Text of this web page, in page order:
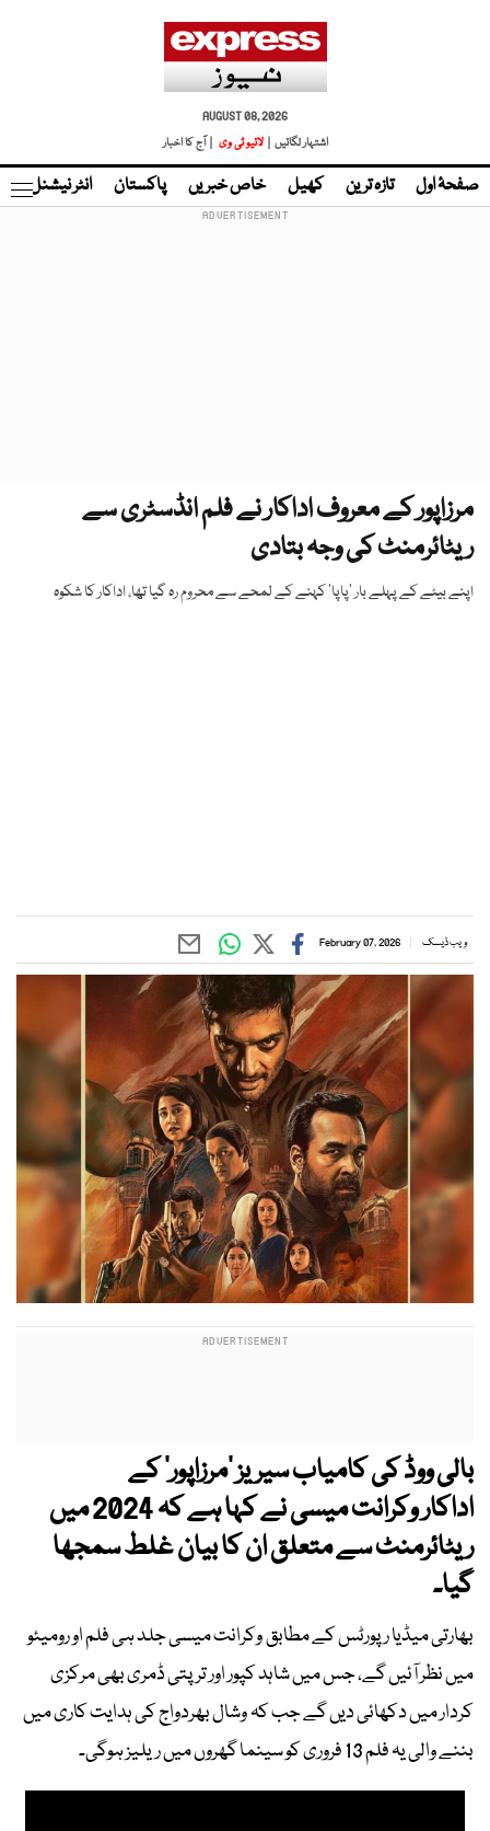
AUGUST 08, 2026
اشتہار لگائیں |
لائیو ٹی وی | آج کا اخبار
صفحۂ اول تازہ ترین کھیل خاص خبریں پاکستان انٹر نیشنل
مرزاپور کے معروف اداکار نے فلم انڈسٹری سے
ریٹائرمنٹ کی وجہ بتادی
اپنے بیٹے کے پہلے بار ‘پاپا’ کہنے کے لمحے سے محروم رہ گیا تھا، اداکار کا شکوہ
ویب ڈیسک February 07, 2026
بالی ووڈ کی کامیاب سیریز ’مرزاپور‘ کے
اداکار وکرانت میسی نے کہا ہے کہ 2024 میں
ریٹائرمنٹ سے متعلق ان کا بیان غلط سمجھا
گیا۔
بھارتی میڈیا رپورٹس کے مطابق وکرانت میسی جلد ہی فلم او رومیئو
میں نظر آئیں گے، جس میں شاہد کپور اور ترپتی ڈمری بھی مرکزی
کردار میں دکھائی دیں گے جب کہ وشال بھردواج کی ہدایت کاری میں
بننے والی یہ فلم 13 فروری کو سینما گھروں میں ریلیز ہوگی۔